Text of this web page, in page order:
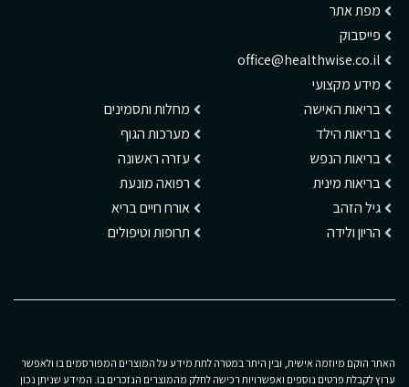
מפת אתר
פייסבוק
office@healthwise.co.il
מידע מקצועי
בריאות האישה
בריאות הילד
בריאות הנפש
בריאות מינית
גיל הזהב
הריון ולידה
מחלות ותסמינים
מערכות הגוף
עזרה ראשונה
רפואה מונעת
אורח חיים בריא
תרופות וטיפולים
האתר הוקם מיוזמה אישית, ובין היתר במטרה לתת מידע על המוצרים המפורסמים בו ולאפשר
ערוץ לקבלת פרטים נוספים ואפשרויות רכישה לחלק מהמוצרים הנזכרים בו. המידע שניתן נכון